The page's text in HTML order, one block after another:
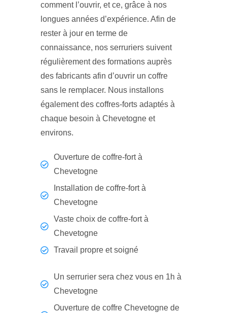
comment l’ouvrir, et ce, grâce à nos
longues années d’expérience. Afin de
rester à jour en terme de
connaissance, nos serruriers suivent
régulièrement des formations auprès
des fabricants afin d’ouvrir un coffre
sans le remplacer. Nous installons
également des coffres-forts adaptés à
chaque besoin à Chevetogne et
environs.
Ouverture de coffre-fort à
Chevetogne
Installation de coffre-fort à
Chevetogne
Vaste choix de coffre-fort à
Chevetogne
Travail propre et soigné
Un serrurier sera chez vous en 1h à
Chevetogne
Ouverture de coffre Chevetogne de